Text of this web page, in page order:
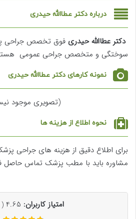
درباره دکتر عطاالله حیدری
دکتر عطاالله حیدری فوق تخصص جراحی
سوختگی و متخصص جراحی عمومی
نمونه کارهای دکتر عطاالله حیدری
(تصویری موجود
نحوه اطلاع از هزینه ها
برای اطلاع دقیق از هزینه های جراحی
مشاوره باید با مطب پزشک تماس حاصل
امتیاز کاربران: 4.65
(